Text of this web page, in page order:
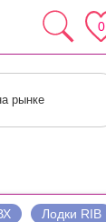
0
рынке
Лодки RIB